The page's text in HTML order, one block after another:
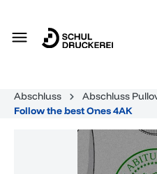
Abschluss Abschluss
Follow the best Ones 4AK
Bildergalerie überspringen